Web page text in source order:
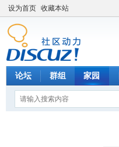
设为首页 收藏本站
论坛 群组 家园